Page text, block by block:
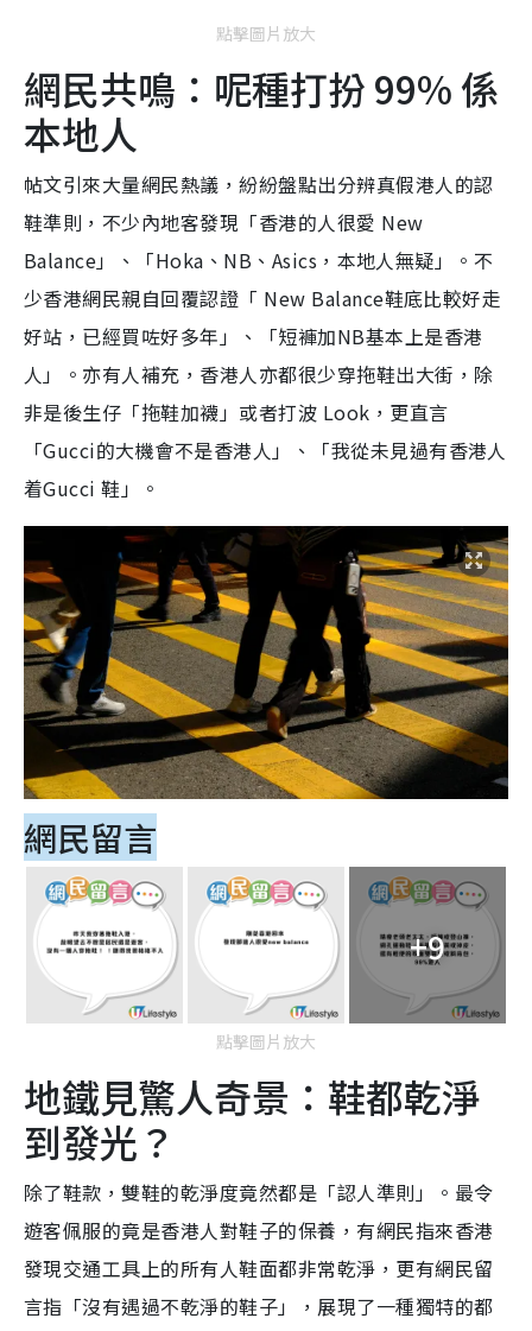
點擊圖片放大
網民共鳴：呢種打扮 99% 係
本地人
帖文引來大量網民熱議，紛紛盤點出分辨真假港人的認
鞋準則，不少內地客發現「香港的人很愛 New
Balance」、「Hoka、NB、Asics，本地人無疑」。不
少香港網民親自回覆認證「 New Balance鞋底比較好走
好站，已經買咗好多年」、「短褲加NB基本上是香港
人」。亦有人補充，香港人亦都很少穿拖鞋出大街，除
非是後生仔「拖鞋加襪」或者打波 Look，更直言
「Gucci的大機會不是香港人」、「我從未見過有香港人
着Gucci 鞋」。
網民留言
+9
點擊圖片放大
地鐵見驚人奇景：鞋都乾淨
到發光？
除了鞋款，雙鞋的乾淨度竟然都是「認人準則」。最令
遊客佩服的竟是香港人對鞋子的保養，有網民指來香港
發現交通工具上的所有人鞋面都非常乾淨，更有網民留
言指「沒有遇過不乾淨的鞋子」，展現了一種獨特的都